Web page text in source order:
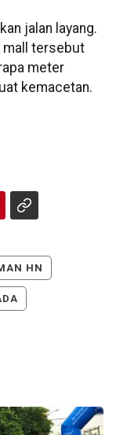
jalan layang.
mall tersebut
meter
kemacetan.
HN